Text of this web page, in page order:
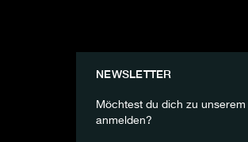
NEWSLETTER
Möchtest du dich zu unserem
anmelden?